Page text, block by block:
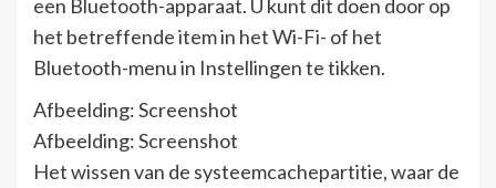
een Bluetooth-apparaat. U kunt dit doen door op
het betreffende item in het Wi-Fi- of het
Bluetooth-menu in Instellingen te tikken.
Afbeelding: Screenshot
Afbeelding: Screenshot
Het wissen van de systeemcachepartitie, waar de